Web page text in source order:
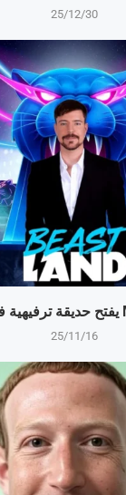
25/12/30
25/11/16